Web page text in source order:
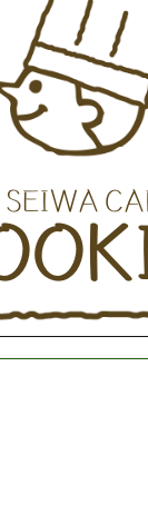
SEIWA